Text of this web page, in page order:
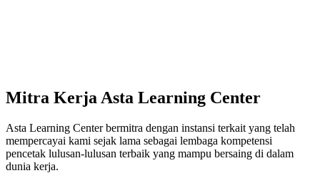
Mitra Kerja Asta Learning Center
Asta Learning Center bermitra dengan instansi terkait yang telah
mempercayai kami sejak lama sebagai lembaga kompetensi
pencetak lulusan-lulusan terbaik yang mampu bersaing di dalam
dunia kerja.